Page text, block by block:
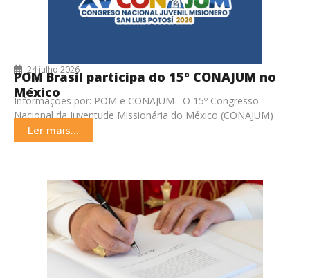
24 julho 2026
POM Brasil participa do 15º CONAJUM no
México
Informações por: POM e CONAJUM O 15º Congresso
Nacional da Juventude Missionária do México (CONAJUM)
começou nesta última quinta-feira (23) e se estende
Ler mais...